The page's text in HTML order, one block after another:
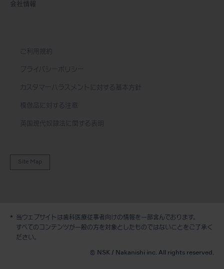
デモ / 見積依頼
会社情報
ご利用規約
プライバシーポリシー
カスタマーハラスメントに対する基本方針
模倣品に対する注意
英国現代奴隷法に関する表明
Site Map
当ウェブサイトは歯科医療従事者向けの情報を一部含んでおります。
すべてのコンテンツが一般の方を対象としたものではないことをご了承く
ださい。
© NSK / Nakanishi inc. All rights reserved.